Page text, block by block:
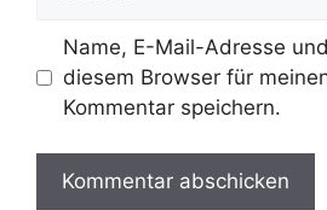
Name, E-Mail-Adresse
diesem Browser für
Kommentar speichern.